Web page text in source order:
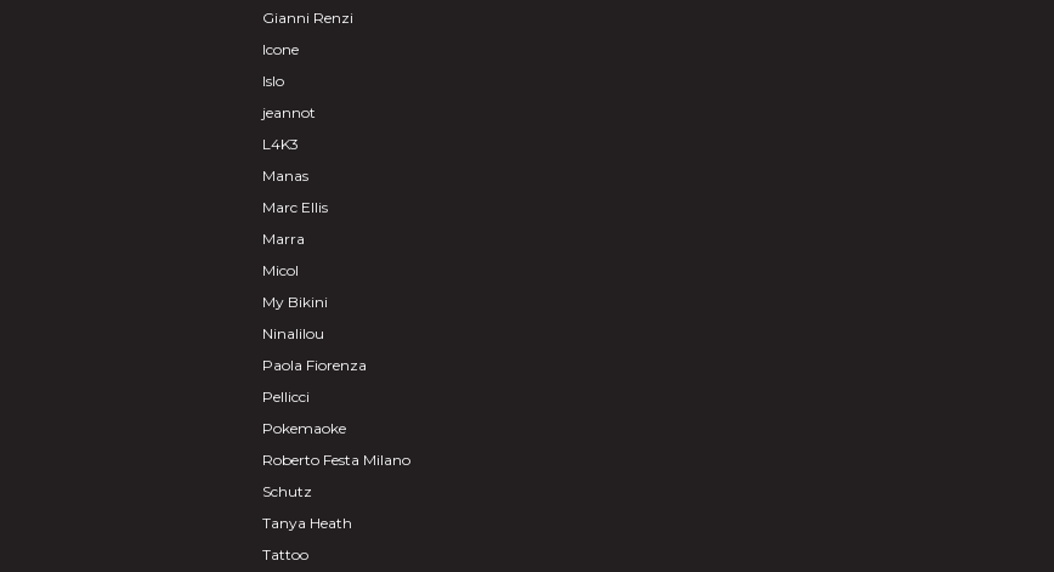
Gianni Renzi
Icone
Islo
jeannot
L4K3
Manas
Marc Ellis
Marra
Micol
My Bikini
Ninalilou
Paola Fiorenza
Pellicci
Pokemaoke
Roberto Festa Milano
Schutz
Tanya Heath
Tattoo